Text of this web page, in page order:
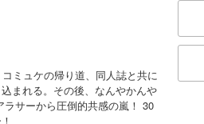
ミュケの帰り道、同人誌と共に
まれる。その後、なんやかんや
サーから圧倒的共感の嵐！ 30